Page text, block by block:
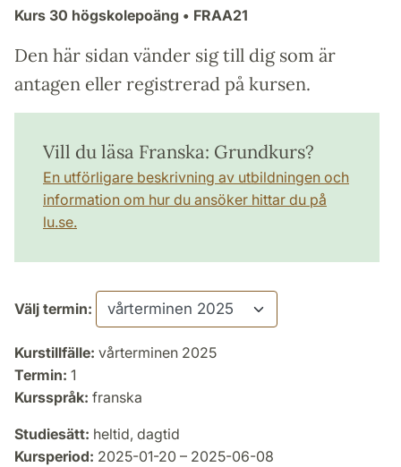
Kurs 30 högskolepoäng • FRAA21
Den här sidan vänder sig till dig som är
antagen eller registrerad på kursen.
Vill du läsa Franska: Grundkurs?
En utförligare beskrivning av utbildningen och
information om hur du ansöker hittar du på
lu.se.
Välj termin:
Kurstillfälle: vårterminen 2025
Termin: 1
Kursspråk: franska
Studiesätt: heltid, dagtid
Kursperiod: 2025-01-20 – 2025-06-08